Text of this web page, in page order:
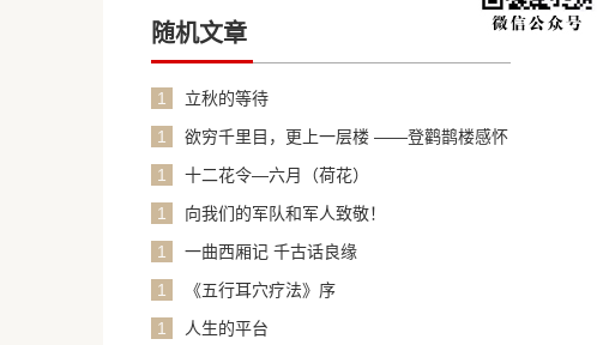
随机文章
1
立秋的等待
1
欲穷千里目，更上一层楼 ——登鹳鹊楼感怀
1
十二花令—六月（荷花）
1
向我们的军队和军人致敬！
1
一曲西厢记 千古话良缘
1
《五行耳穴疗法》序
1
人生的平台